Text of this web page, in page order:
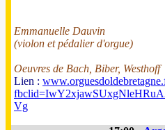
Emmanuelle Dauvin
(violon et pédalier d'orgue)
Oeuvres de Bach, Biber, Westhoff
Lien :
Vg